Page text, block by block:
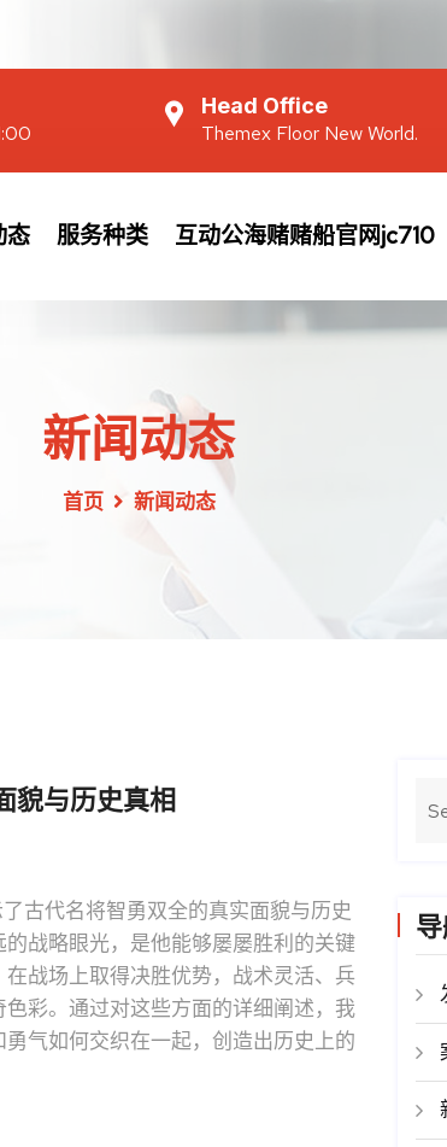
Head Office
Themex Floor New World.
态 服务种类 互动公海赌赌船官网jc710
新闻动态
首页 新闻动态
貌与历史真相
古代名将智勇双全的真实面貌与历史
战略眼光，是他能够屡屡胜利的关键
战场上取得决胜优势，战术灵活、兵
彩。通过对这些方面的详细阐述，我
气如何交织在一起，创造出历史上的